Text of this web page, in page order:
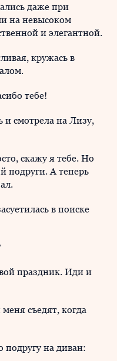
даже при
на невысоком
и элегантной.
кружась в
тебе!
и смотрела на Лизу,
скажу я тебе. Но
подруги. А теперь
в поиске
праздник. Иди и
съедят, когда
на диван: